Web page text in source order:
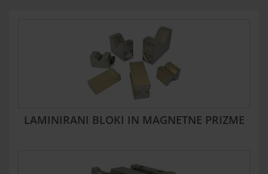
LAMINIRANI BLOKI IN MAGNETNE PRIZME